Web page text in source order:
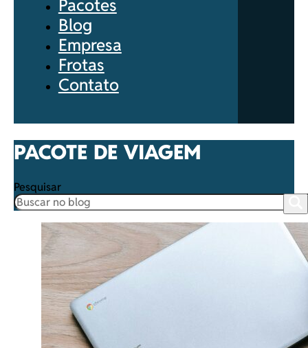
Pacotes
Blog
Empresa
Frotas
Contato
PACOTE DE VIAGEM
Pesquisar